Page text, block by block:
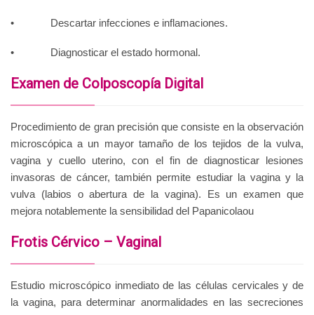
• Descartar infecciones e inflamaciones.
• Diagnosticar el estado hormonal.
Examen de Colposcopía Digital
Procedimiento de gran precisión que consiste en la observación
microscópica a un mayor tamaño de los tejidos de la vulva,
vagina y cuello uterino, con el fin de diagnosticar lesiones
invasoras de cáncer, también permite estudiar la vagina y la
vulva (labios o abertura de la vagina). Es un examen que
mejora notablemente la sensibilidad del Papanicolaou
Frotis Cérvico – Vaginal
Estudio microscópico inmediato de las células cervicales y de
la vagina, para determinar anormalidades en las secreciones